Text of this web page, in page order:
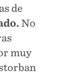
de
No
muy